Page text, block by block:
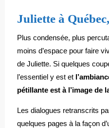
Juliette à
Plus condensée, plus
moins d’espace pour faire
de Juliette. Si quelques
l’essentiel y est et
pétillante est à l’image de
Les dialogues retranscrits
quelques pages à la façon